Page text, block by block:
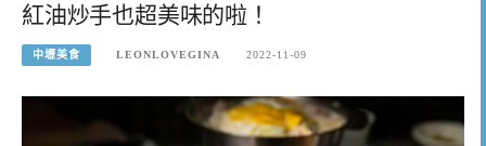
紅油炒手也超美味的啦！
中壢美食 LEONLOVEGINA 2022-11-09